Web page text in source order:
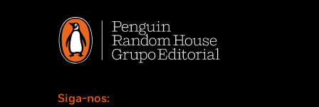
Siga-nos: